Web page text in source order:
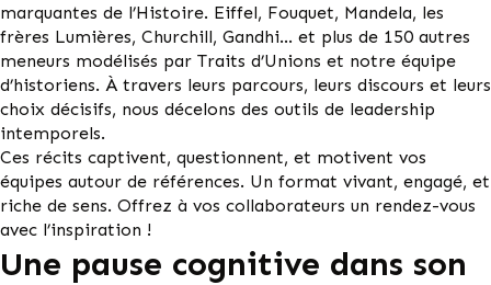
marquantes de l’Histoire. Eiffel, Fouquet, Mandela, les
frères Lumières, Churchill, Gandhi… et plus de 150 autres
meneurs modélisés par Traits d’Unions et notre équipe
d’historiens. À travers leurs parcours, leurs discours et leurs
choix décisifs, nous décelons des outils de leadership
intemporels.
Ces récits captivent, questionnent, et motivent vos
équipes autour de références. Un format vivant, engagé, et
riche de sens. Offrez à vos collaborateurs un rendez-vous
avec l’inspiration !
Une pause cognitive dans son